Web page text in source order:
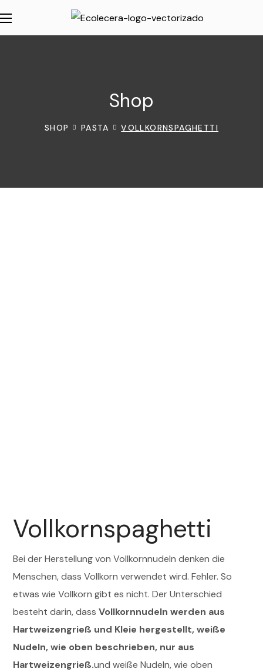
Shop
SHOP PASTA VOLLKORNSPAGHETTI
Vollkornspaghetti
Bei der Herstellung von Vollkornnudeln denken die
Menschen, dass Vollkorn verwendet wird. Fehler. So
etwas wie Vollkorn gibt es nicht. Der Unterschied
besteht darin, dassVollkornnudeln werden aus
Hartweizengrieß und Kleie hergestellt, weiße
Nudeln, wie oben beschrieben, nur aus
Hartweizengrieß.und weiße Nudeln, wie oben